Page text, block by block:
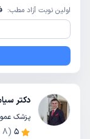
اولین نوبت آزاد مطب:
دکتر
پزشک
5
(
8